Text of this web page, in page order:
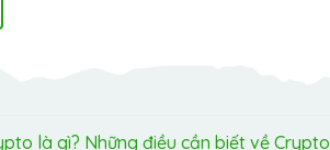
là gì? Những điều cần biết về Crypto